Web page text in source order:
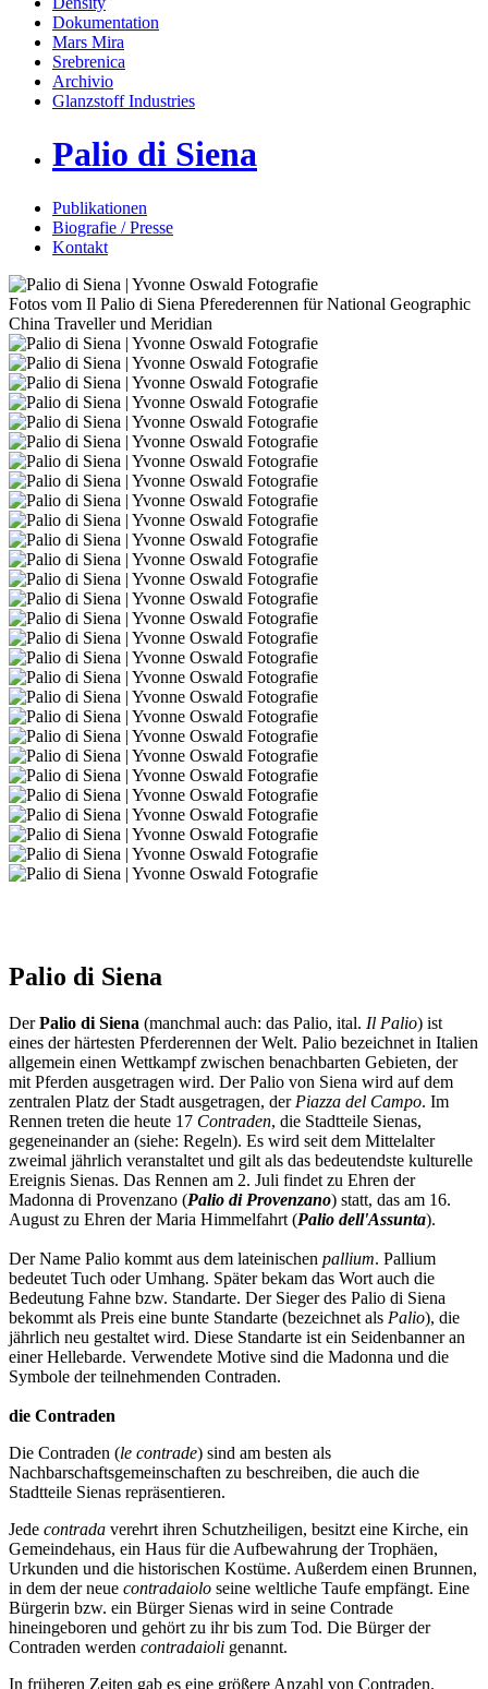
Dokumentation
Mars Mira
Srebrenica
Archivio
Glanzstoff Industries
Palio di Siena
Publikationen
Biografie / Presse
Kontakt
Fotos vom Il Palio di Siena Pferederennen für National Geographic
China Traveller und Meridian
Palio di Siena
DerPalio di Siena (manchmal auch: das Palio, ital. Il Palio) ist
eines der härtesten Pferderennen der Welt. Palio bezeichnet in Italien
allgemein einen Wettkampf zwischen benachbarten Gebieten, der
mit Pferden ausgetragen wird. Der Palio von Siena wird auf dem
zentralen Platz der Stadt ausgetragen, der Piazza del Campo. Im
Rennen treten die heute 17 Contraden, die Stadtteile Sienas,
gegeneinander an (siehe: Regeln). Es wird seit dem Mittelalter
zweimal jährlich veranstaltet und gilt als das bedeutendste kulturelle
Ereignis Sienas. Das Rennen am 2. Juli findet zu Ehren der
Madonna di Provenzano (Palio di Provenzano) statt, das am 16.
August zu Ehren der Maria Himmelfahrt (Palio dell'Assunta).
Der Name Palio kommt aus dem lateinischen pallium. Pallium
bedeutet Tuch oder Umhang. Später bekam das Wort auch die
Bedeutung Fahne bzw. Standarte. Der Sieger des Palio di Siena
bekommt als Preis eine bunte Standarte (bezeichnet als Palio), die
jährlich neu gestaltet wird. Diese Standarte ist ein Seidenbanner an
einer Hellebarde. Verwendete Motive sind die Madonna und die
Symbole der teilnehmenden Contraden.
die Contraden
Die Contraden (le contrade) sind am besten als
Nachbarschaftsgemeinschaften zu beschreiben, die auch die
Stadtteile Sienas repräsentieren.
Jede contrada verehrt ihren Schutzheiligen, besitzt eine Kirche, ein
Gemeindehaus, ein Haus für die Aufbewahrung der Trophäen,
Urkunden und die historischen Kostüme. Außerdem einen Brunnen,
in dem der neue contradaiolo seine weltliche Taufe empfängt. Eine
Bürgerin bzw. ein Bürger Sienas wird in seine Contrade
hineingeboren und gehört zu ihr bis zum Tod. Die Bürger der
Contraden werden contradaioli genannt.
In früheren Zeiten gab es eine größere Anzahl von Contraden.